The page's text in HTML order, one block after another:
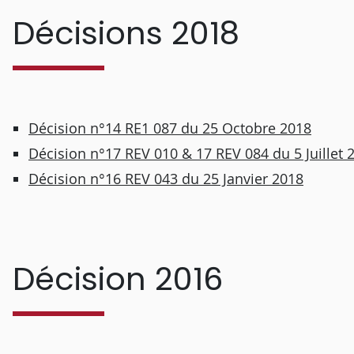
Décisions 2018
Décision n°14 RE1 087 du 25 Octobre 2018
Décision n°17 REV 010 & 17 REV 084 du 5 Juillet
Décision n°16 REV 043 du 25 Janvier 2018
Décision 2016